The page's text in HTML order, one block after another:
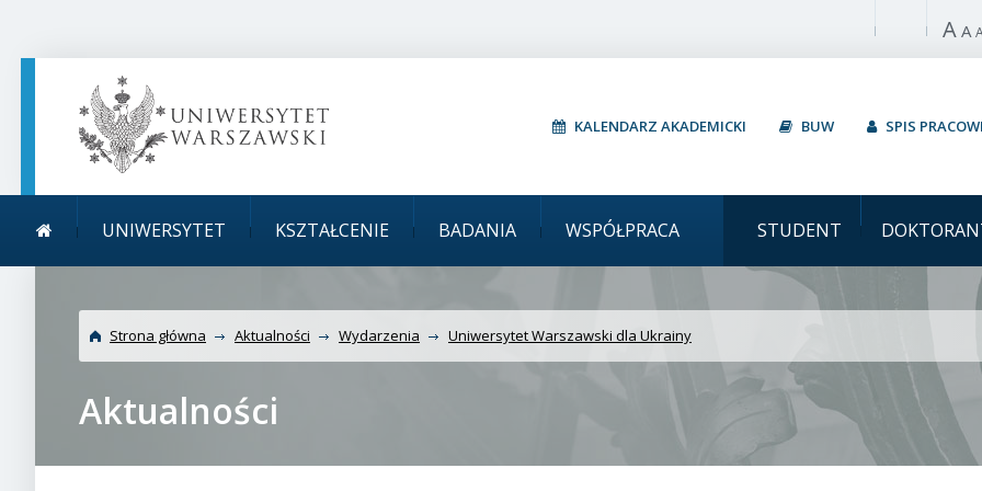
Włącz A A
KALENDARZ AKADEMICKI BUW SPIS
główne
UNIWERSYTET KSZTAŁCENIE BADANIA WSPÓŁPRACA STUDENT
Uniwersytet Warszawski Uniwersytet
Strona główna Aktualności Wydarzenia Uniwersytet Warszawski dla Ukrainy
Aktualności